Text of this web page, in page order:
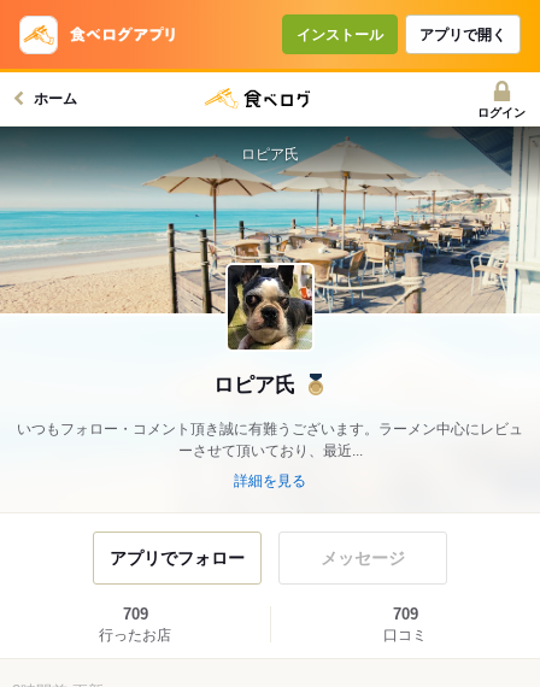
インストール アプリで開く
ホーム
ログイン
ロピア氏
いつもフォロー・コメント頂き誠に有難うございます。ラーメン中心にレビュ
ーさせて頂いており、最近...
詳細を見る
ロピア氏
アプリでフォロー メッセージ
709
行ったお店
709
口コミ